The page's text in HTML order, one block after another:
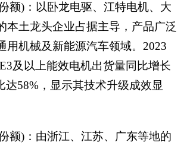
额)：以卧龙电驱、江特电机、大
本土龙头企业占据主导，产品广泛
用机械及新能源汽车领域。2023
及以上能效电机出货量同比增长
达58%，显示其技术升级成效显
额)：由浙江、江苏、广东等地的